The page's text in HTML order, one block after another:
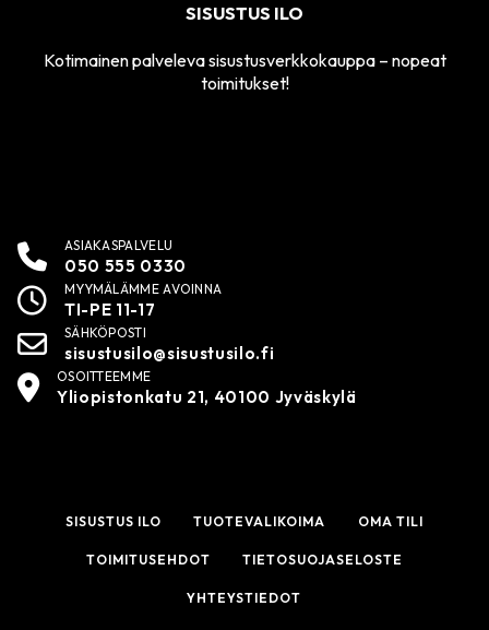
SISUSTUS ILO
Kotimainen palveleva sisustusverkkokauppa – nopeat
toimitukset!
ASIAKASPALVELU
050 555 0330
MYYMÄLÄMME AVOINNA
TI-PE 11-17
SÄHKÖPOSTI
sisustusilo@sisustusilo.fi
OSOITTEEMME
Yliopistonkatu 21, 40100 Jyväskylä
SISUSTUS ILO TUOTEVALIKOIMA OMA TILI
TOIMITUSEHDOT TIETOSUOJASELOSTE
YHTEYSTIEDOT